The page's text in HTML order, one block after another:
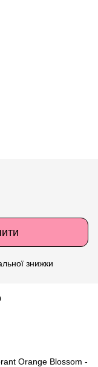
знижки
Orange Blossom -